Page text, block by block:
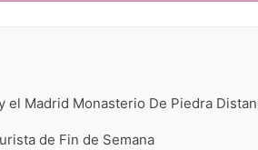
el Madrid Monasterio De Piedra
de Fin de Semana